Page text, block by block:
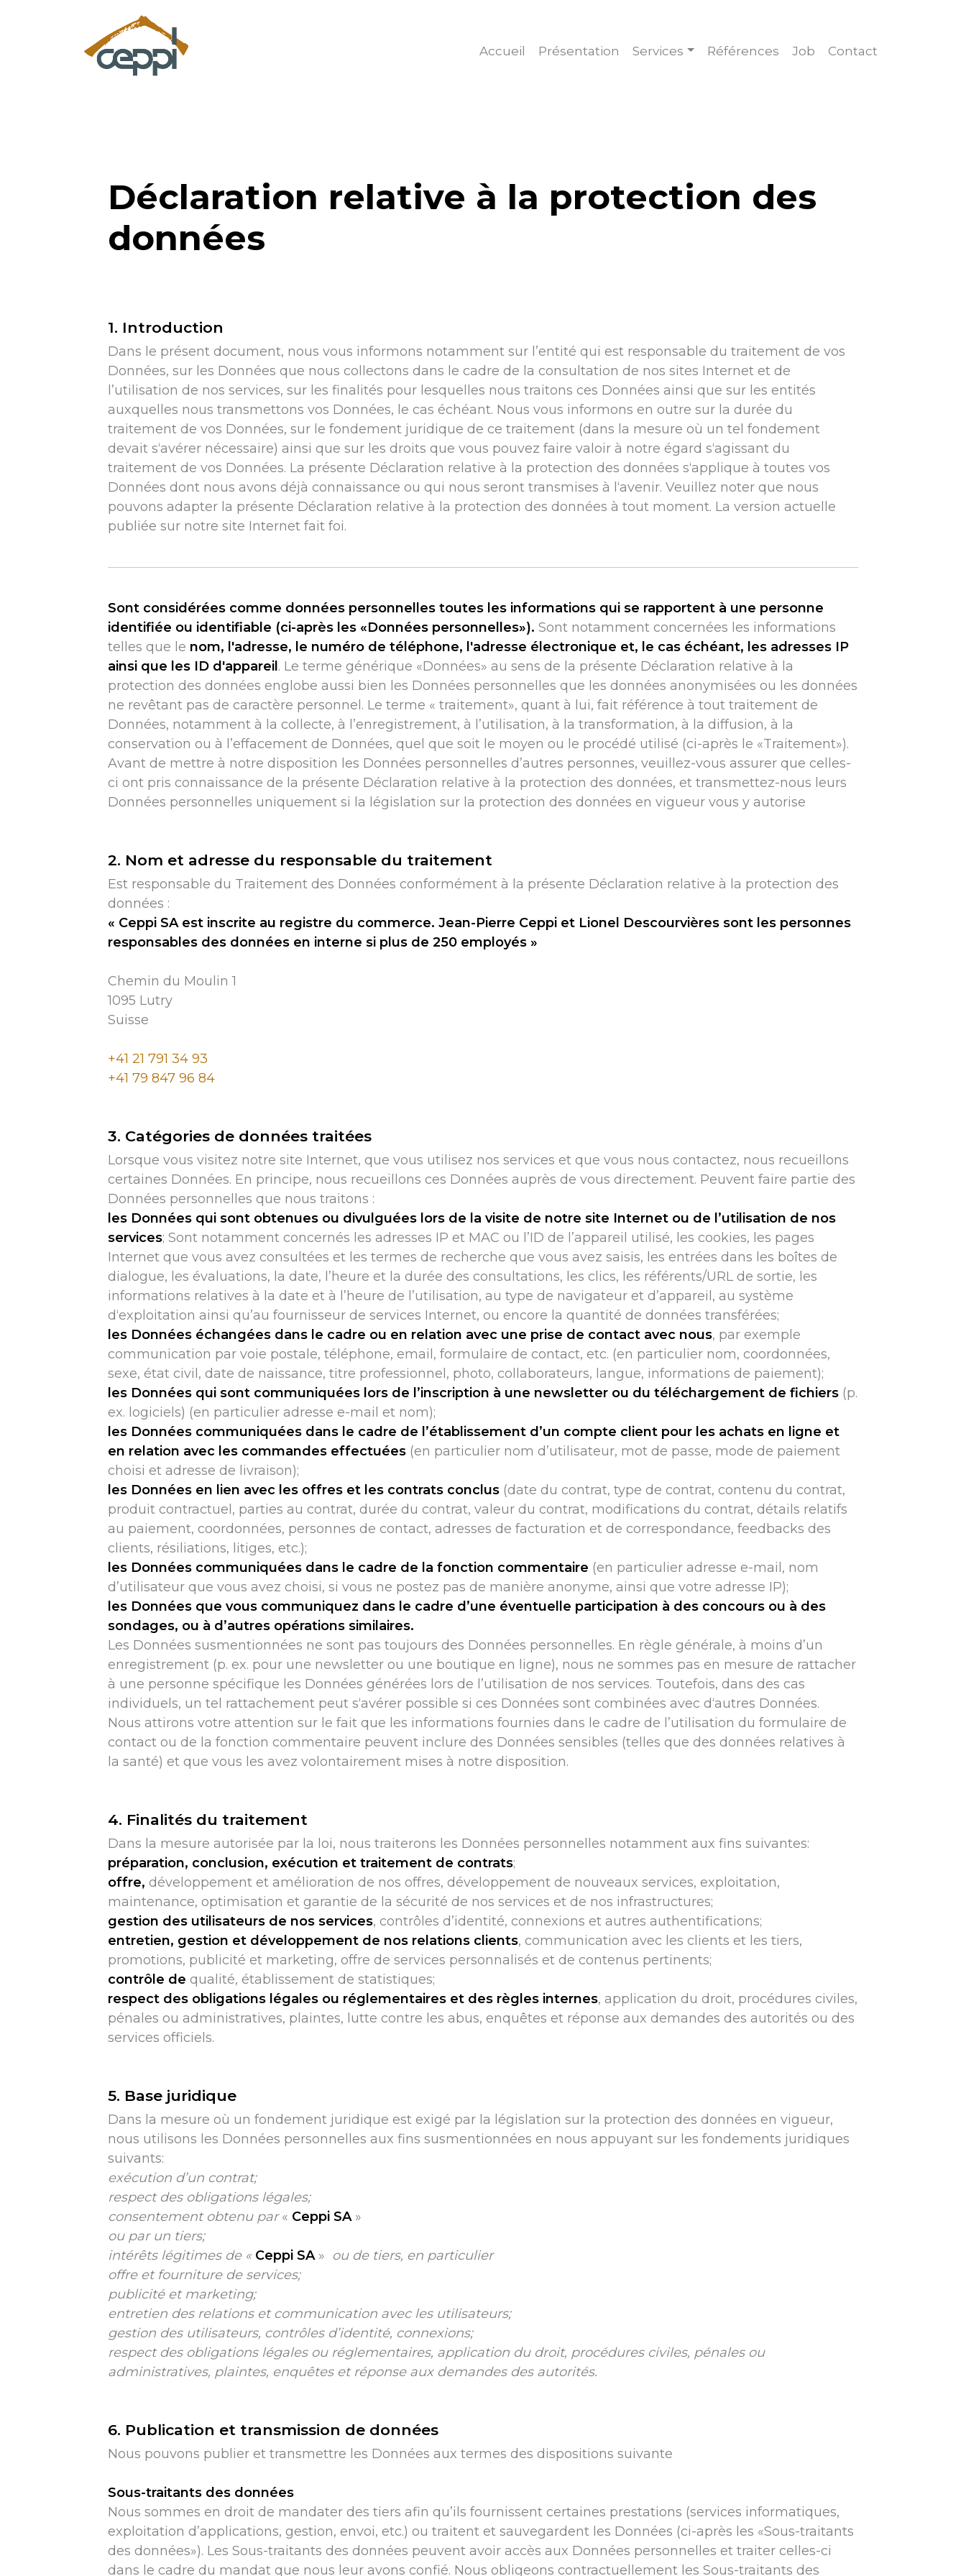
Accueil Présentation Services Références Job Contact
Déclaration relative à la protection des
données
1. Introduction
Dans le présent document, nous vous informons notamment sur l’entité qui est responsable du traitement de vos
Données, sur les Données que nous collectons dans le cadre de la consultation de nos sites Internet et de
l’utilisation de nos services, sur les finalités pour lesquelles nous traitons ces Données ainsi que sur les entités
auxquelles nous transmettons vos Données, le cas échéant. Nous vous informons en outre sur la durée du
traitement de vos Données, sur le fondement juridique de ce traitement (dans la mesure où un tel fondement
devait s‘avérer nécessaire) ainsi que sur les droits que vous pouvez faire valoir à notre égard s‘agissant du
traitement de vos Données. La présente Déclaration relative à la protection des données s‘applique à toutes vos
Données dont nous avons déjà connaissance ou qui nous seront transmises à l‘avenir. Veuillez noter que nous
pouvons adapter la présente Déclaration relative à la protection des données à tout moment. La version actuelle
publiée sur notre site Internet fait foi.
Sont considérées comme données personnelles toutes les informations qui se rapportent à une personne
identifiée ou identifiable (ci-après les «Données personnelles»). Sont notamment concernées les informations
telles que le nom, l'adresse, le numéro de téléphone, l'adresse électronique et, le cas échéant, les adresses IP
ainsi que les ID d'appareil . Le terme générique «Données» au sens de la présente Déclaration relative à la
protection des données englobe aussi bien les Données personnelles que les données anonymisées ou les données
ne revêtant pas de caractère personnel. Le terme « traitement», quant à lui, fait référence à tout traitement de
Données, notamment à la collecte, à l’enregistrement, à l’utilisation, à la transformation, à la diffusion, à la
conservation ou à l’effacement de Données, quel que soit le moyen ou le procédé utilisé (ci-après le «Traitement»).
Avant de mettre à notre disposition les Données personnelles d’autres personnes, veuillez-vous assurer que celles-
ci ont pris connaissance de la présente Déclaration relative à la protection des données, et transmettez-nous leurs
Données personnelles uniquement si la législation sur la protection des données en vigueur vous y autorise
2. Nom et adresse du responsable du traitement
Est responsable du Traitement des Données conformément à la présente Déclaration relative à la protection des
données :
« Ceppi SA est inscrite au registre du commerce. Jean-Pierre Ceppi et Lionel Descourvières sont les personnes
responsables des données en interne si plus de 250 employés »
Chemin du Moulin 1
1095 Lutry
Suisse
+41 21 791 34 93
+41 79 847 96 84
3. Catégories de données traitées
Lorsque vous visitez notre site Internet, que vous utilisez nos services et que vous nous contactez, nous recueillons
certaines Données. En principe, nous recueillons ces Données auprès de vous directement. Peuvent faire partie des
Données personnelles que nous traitons :
les Données qui sont obtenues ou divulguées lors de la visite de notre site Internet ou de l’utilisation de nos
services; Sont notamment concernés les adresses IP et MAC ou l’ID de l’appareil utilisé, les cookies, les pages
Internet que vous avez consultées et les termes de recherche que vous avez saisis, les entrées dans les boîtes de
dialogue, les évaluations, la date, l’heure et la durée des consultations, les clics, les référents/URL de sortie, les
informations relatives à la date et à l’heure de l’utilisation, au type de navigateur et d’appareil, au système
d‘exploitation ainsi qu’au fournisseur de services Internet, ou encore la quantité de données transférées;
les Données échangées dans le cadre ou en relation avec une prise de contact avec nous, par exemple
communication par voie postale, téléphone, email, formulaire de contact, etc. (en particulier nom, coordonnées,
sexe, état civil, date de naissance, titre professionnel, photo, collaborateurs, langue, informations de paiement);
les Données qui sont communiquées lors de l’inscription à une newsletter ou du téléchargement de fichiers (p.
ex. logiciels) (en particulier adresse e-mail et nom);
les Données communiquées dans le cadre de l’établissement d’un compte client pour les achats en ligne et
en relation avec les commandes effectuées (en particulier nom d’utilisateur, mot de passe, mode de paiement
choisi et adresse de livraison);
les Données en lien avec les offres et les contrats conclus (date du contrat, type de contrat, contenu du contrat,
produit contractuel, parties au contrat, durée du contrat, valeur du contrat, modifications du contrat, détails relatifs
au paiement, coordonnées, personnes de contact, adresses de facturation et de correspondance, feedbacks des
clients, résiliations, litiges, etc.);
les Données communiquées dans le cadre de la fonction commentaire (en particulier adresse e-mail, nom
d’utilisateur que vous avez choisi, si vous ne postez pas de manière anonyme, ainsi que votre adresse IP);
les Données que vous communiquez dans le cadre d’une éventuelle participation à des concours ou à des
sondages, ou à d’autres opérations similaires.
Les Données susmentionnées ne sont pas toujours des Données personnelles. En règle générale, à moins d’un
enregistrement (p. ex. pour une newsletter ou une boutique en ligne), nous ne sommes pas en mesure de rattacher
à une personne spécifique les Données générées lors de l’utilisation de nos services. Toutefois, dans des cas
individuels, un tel rattachement peut s‘avérer possible si ces Données sont combinées avec d‘autres Données.
Nous attirons votre attention sur le fait que les informations fournies dans le cadre de l’utilisation du formulaire de
contact ou de la fonction commentaire peuvent inclure des Données sensibles (telles que des données relatives à
la santé) et que vous les avez volontairement mises à notre disposition.
4. Finalités du traitement
Dans la mesure autorisée par la loi, nous traiterons les Données personnelles notamment aux fins suivantes:
préparation, conclusion, exécution et traitement de contrats;
offre, développement et amélioration de nos offres, développement de nouveaux services, exploitation,
maintenance, optimisation et garantie de la sécurité de nos services et de nos infrastructures;
gestion des utilisateurs de nos services, contrôles d’identité, connexions et autres authentifications;
entretien, gestion et développement de nos relations clients, communication avec les clients et les tiers,
promotions, publicité et marketing, offre de services personnalisés et de contenus pertinents;
contrôle de qualité, établissement de statistiques;
respect des obligations légales ou réglementaires et des règles internes, application du droit, procédures civiles,
pénales ou administratives, plaintes, lutte contre les abus, enquêtes et réponse aux demandes des autorités ou des
services officiels.
5. Base juridique
Dans la mesure où un fondement juridique est exigé par la législation sur la protection des données en vigueur,
nous utilisons les Données personnelles aux fins susmentionnées en nous appuyant sur les fondements juridiques
suivants:
exécution d’un contrat;
respect des obligations légales;
consentement obtenu par« Ceppi SA»
ou par un tiers;
intérêts légitimes de « Ceppi SA» ou de tiers, en particulier
offre et fourniture de services;
publicité et marketing;
entretien des relations et communication avec les utilisateurs;
gestion des utilisateurs, contrôles d’identité, connexions;
respect des obligations légales ou réglementaires, application du droit, procédures civiles, pénales ou
administratives, plaintes, enquêtes et réponse aux demandes des autorités.
6. Publication et transmission de données
Nous pouvons publier et transmettre les Données aux termes des dispositions suivante
Sous-traitants des données
Nous sommes en droit de mandater des tiers afin qu’ils fournissent certaines prestations (services informatiques,
exploitation d’applications, gestion, envoi, etc.) ou traitent et sauvegardent les Données (ci-après les «Sous-traitants
des données»). Les Sous-traitants des données peuvent avoir accès aux Données personnelles et traiter celles-ci
dans le cadre du mandat que nous leur avons confié. Nous obligeons contractuellement les Sous-traitants des